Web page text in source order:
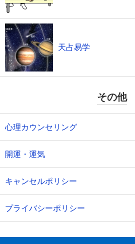
天占易学
その他
心理カウンセリング
開運・運気
キャンセルポリシー
プライバシーポリシー